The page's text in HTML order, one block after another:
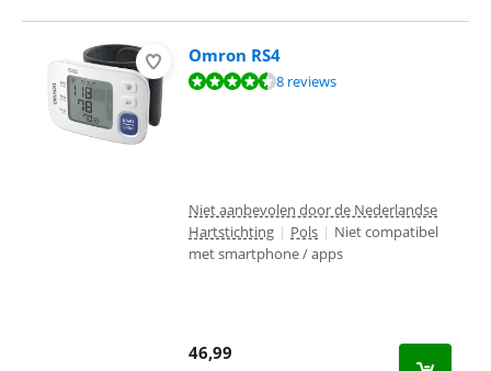
Omron RS4
Beoordeling is 8,7 van de 10, gebaseerd op 8 reviews.
8 reviews
Niet aanbevolen door de Nederlandse
Hartstichting | Pols | Niet compatibel
met smartphone / apps
46,99